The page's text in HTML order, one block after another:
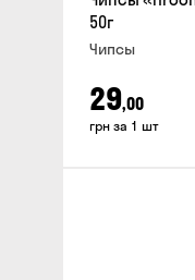
50г
Чипсы
29,00
грн за 1 шт